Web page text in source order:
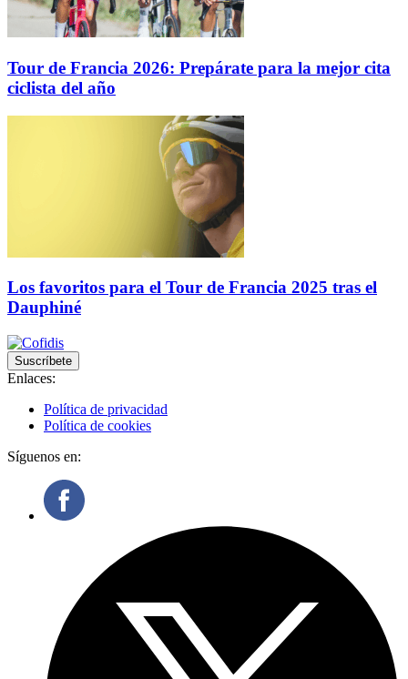
Tour de Francia 2026: Prepárate para la mejor cita
ciclista del año
Los favoritos para el Tour de Francia 2025 tras el
Dauphiné
Suscríbete
Enlaces:
Política de privacidad
Política de cookies
Síguenos en: